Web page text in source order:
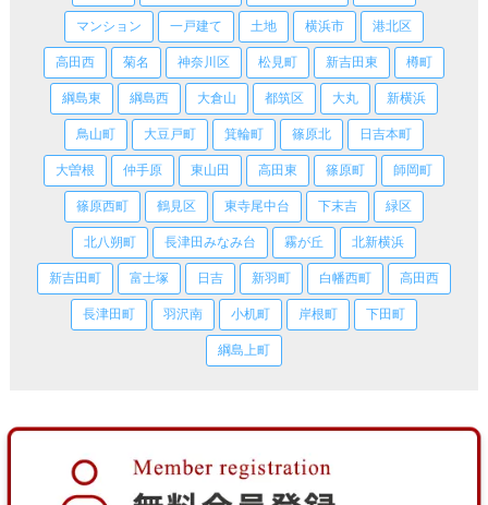
マンション 一戸建て 土地 横浜市 港北区
高田西 菊名 神奈川区 松見町 新吉田東 樽町
綱島東 綱島西 大倉山 都筑区 大丸 新横浜
鳥山町 大豆戸町 箕輪町 篠原北 日吉本町
大曽根 仲手原 東山田 高田東 篠原町 師岡町
篠原西町 鶴見区 東寺尾中台 下末吉 緑区
北八朔町 長津田みなみ台 霧が丘 北新横浜
新吉田町 富士塚 日吉 新羽町 白幡西町 高田西
長津田町 羽沢南 小机町 岸根町 下田町
綱島上町